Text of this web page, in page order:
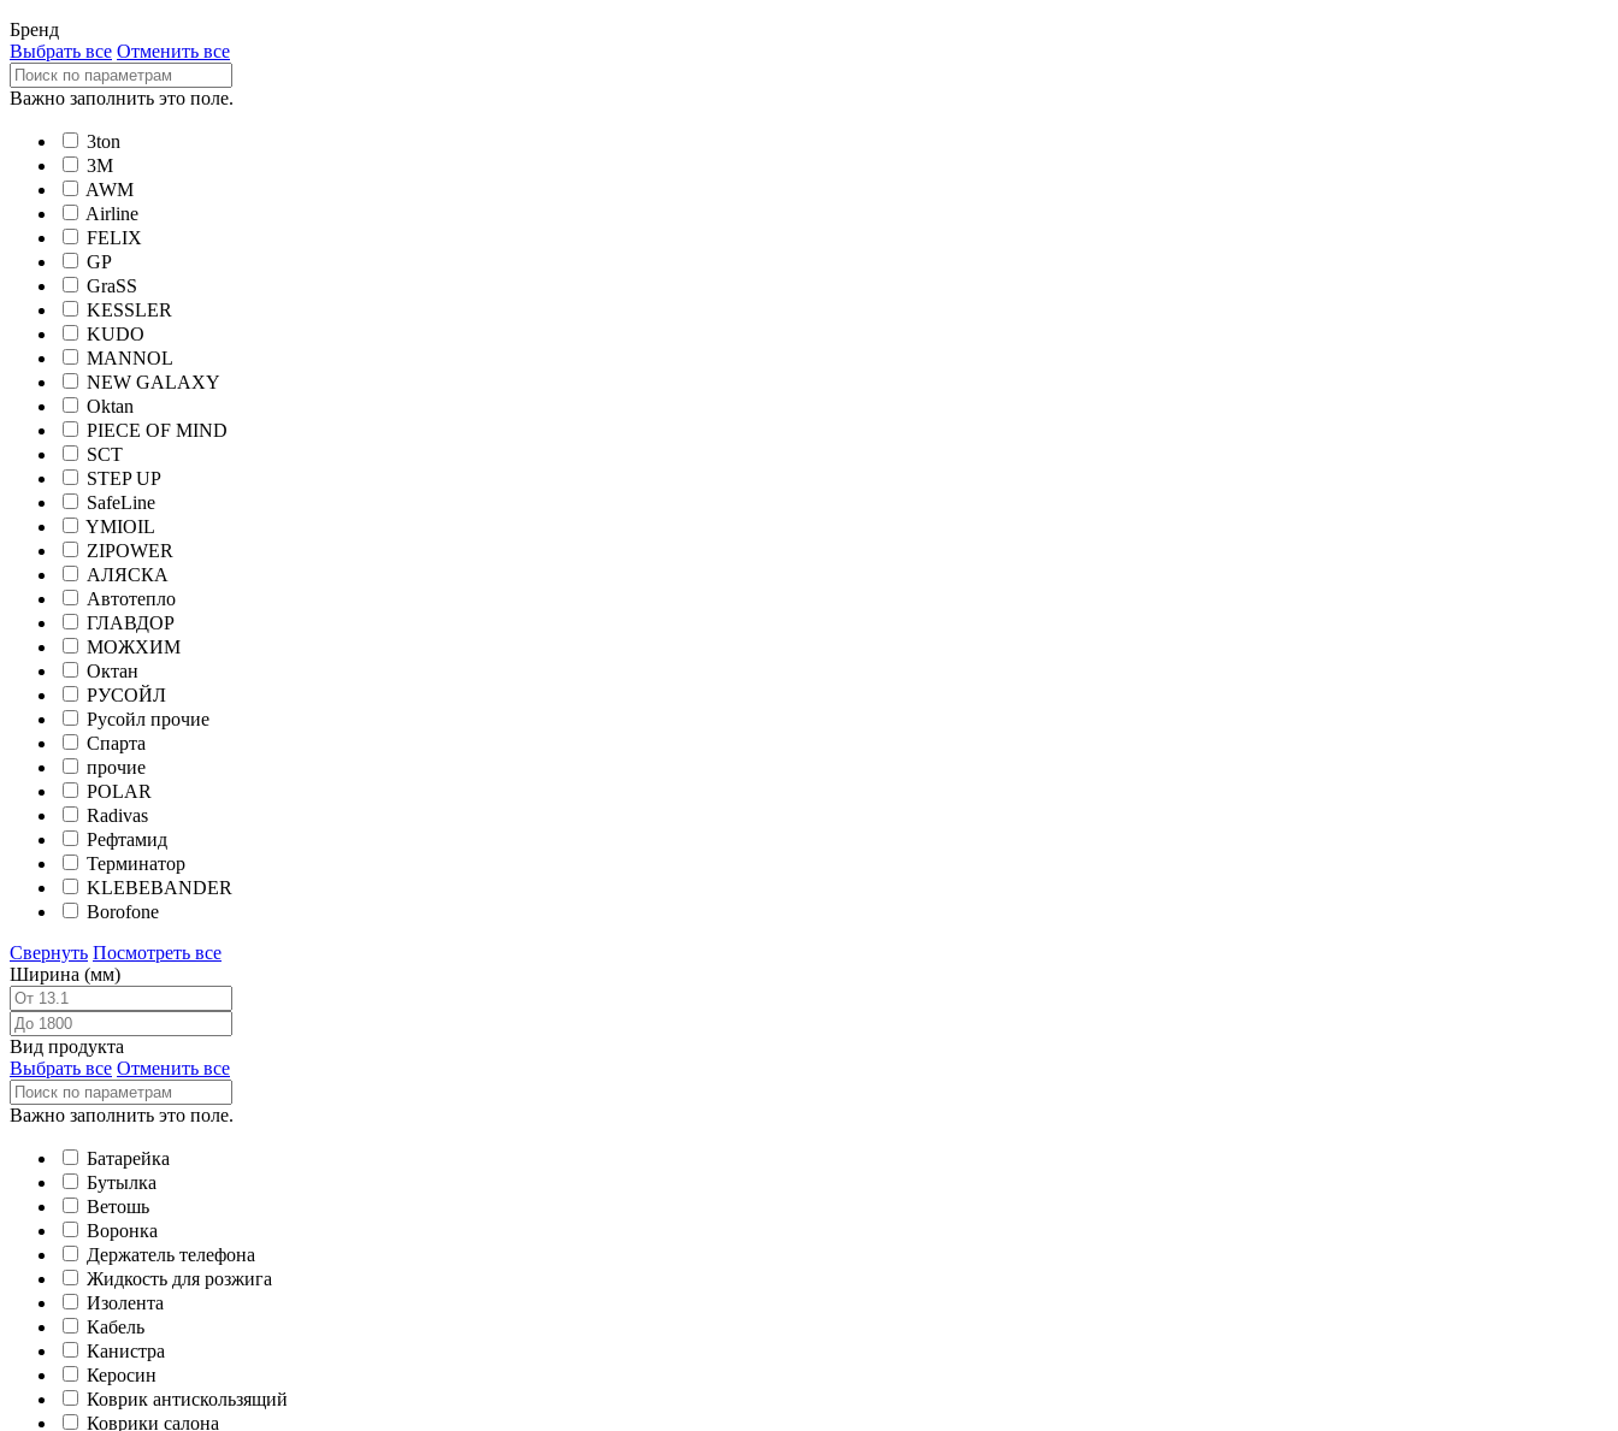
Бренд
Выбрать все Отменить все
Важно заполнить это поле.
3ton
3М
AWM
Airline
FELIX
GP
GraSS
KESSLER
KUDO
MANNOL
NEW GALAXY
Oktan
PIECE OF MIND
SCT
STEP UP
SafeLine
YMIOIL
ZIPOWER
АЛЯСКА
Автотепло
ГЛАВДОР
МОЖХИМ
Октан
РУСОЙЛ
Русойл прочие
Спарта
прочие
POLAR
Radivas
Рефтамид
Терминатор
KLEBEBANDER
Borofone
Свернуть Посмотреть все
Ширина (мм)
Вид продукта
Выбрать все Отменить все
Важно заполнить это поле.
Батарейка
Бутылка
Ветошь
Воронка
Держатель телефона
Жидкость для розжига
Изолента
Кабель
Канистра
Керосин
Коврик антискользящий
Коврики салона